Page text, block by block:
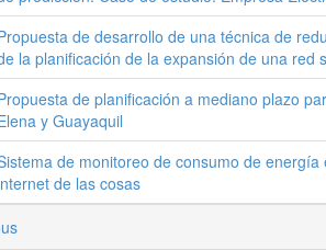
de desarrollo de una técnica de
la planificación de la expansión de una red
de planificación a mediano plazo
y Guayaquil
de monitoreo de consumo de
de las cosas